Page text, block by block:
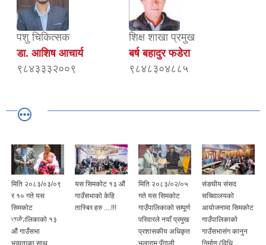
पशु चिकित्सक
डा. आशिष आचार्य
९८४३३३२००९
शिक्ष शाखा प्रमुख
बर्ष बहादुर फडेरा
९८४८३०४८८५
मिति २०८३/०३/०९
र १० गते यस
सिमकोट
गाउँपालिकाको १३
औं गाउँसभा
यस सिमकोट १३ औं
गाउँसभाको केहि
तास्बिर हरु ....!!!
मिति २०८३/०२/०५
गते यस सिमकोट
गाउँपालिकाको सम्पूर्ण
परिवारले नयाँ प्रमुख
प्रशासकीय अधिकृत
संङघीय संसद
सचिवालयको
आयोजनामा सिमकोट
गाउँपालिकाको
गाउँसभासंग कानुन